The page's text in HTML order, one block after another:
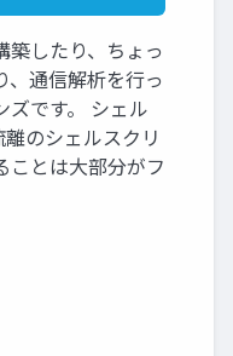
築したり、ちょっ
、通信解析を行っ
ズです。 シェル
のシェルスクリ
ことは大部分がフ